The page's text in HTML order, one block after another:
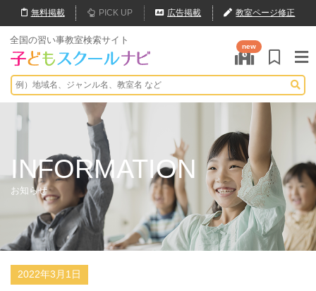
無料掲載 PICK UP 広告掲載 教室ページ修正
全国の習い事教室検索サイト
new
INFORMATION
お知らせ
2022年3月1日